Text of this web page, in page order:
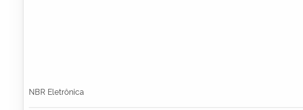
NBR Eletrônica